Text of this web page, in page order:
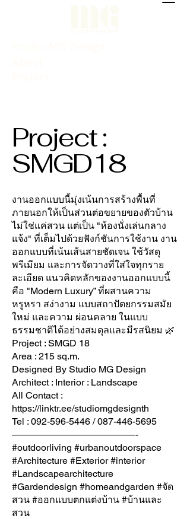
Project :
SMGD18
งานออกแบบนี้มุ่งเน้นการสร้างพื้นที่
ภายนอกให้เป็นส่วนต่อขยายของตัวบ้าน
ไม่ใช่แค่สวน แต่เป็น "ห้องนั่งเล่นกลาง
แจ้ง" ที่เต็มไปด้วยฟังก์ชันการใช้งาน งาน
ออกแบบที่เน้นเส้นสายชัดเจน ใช้วัสดุ
พรีเมียม และการจัดวางที่ใส่ใจทุกราย
ละเอียด แนวคิดหลักของงานออกแบบนี้
คือ "Modern Luxury” ที่ผสานความ
หรูหรา สง่างาม แบบสถาปัตยกรรมสมัย
ใหม่ และความ ผ่อนคลาย ในแบบ
ธรรมชาติได้อย่างสมดุลและมีรสนิยม 🌿
Project : SMGD 18
Area : 215 sq.m.
Designed By Studio MG Design
Architect : Interior : Landscape
All Contact :
https://linktr.ee/studiomgdesignth
Tel : 092-596-5446/087-446-5695
—————————————-
#outdoorliving #urbanoutdoorspace
#Architecture #Exterior #interior
#Landscapearchitecture
#Gardendesign #homeandgarden #จัด
สวน #ออกแบบตกแต่งบ้าน #บ้านและ
สวน